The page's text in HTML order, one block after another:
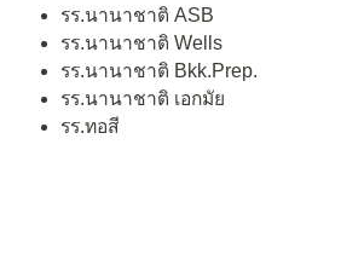
รร.นานาชาติ ASB
รร.นานาชาติ Wells
รร.นานาชาติ Bkk.Prep.
รร.นานาชาติ เอกมัย
รร.ทอสี